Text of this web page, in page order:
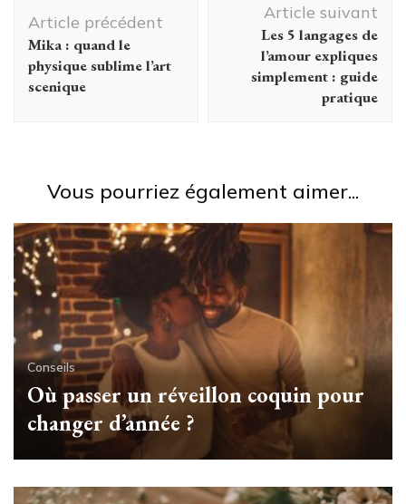
d'article
Article précédent
Mika : quand le
physique sublime l’art
scenique
Article suivant
Les 5 langages de
l’amour expliques
simplement : guide
pratique
Vous pourriez également aimer...
Conseils
Où passer un réveillon coquin pour
changer d’année ?